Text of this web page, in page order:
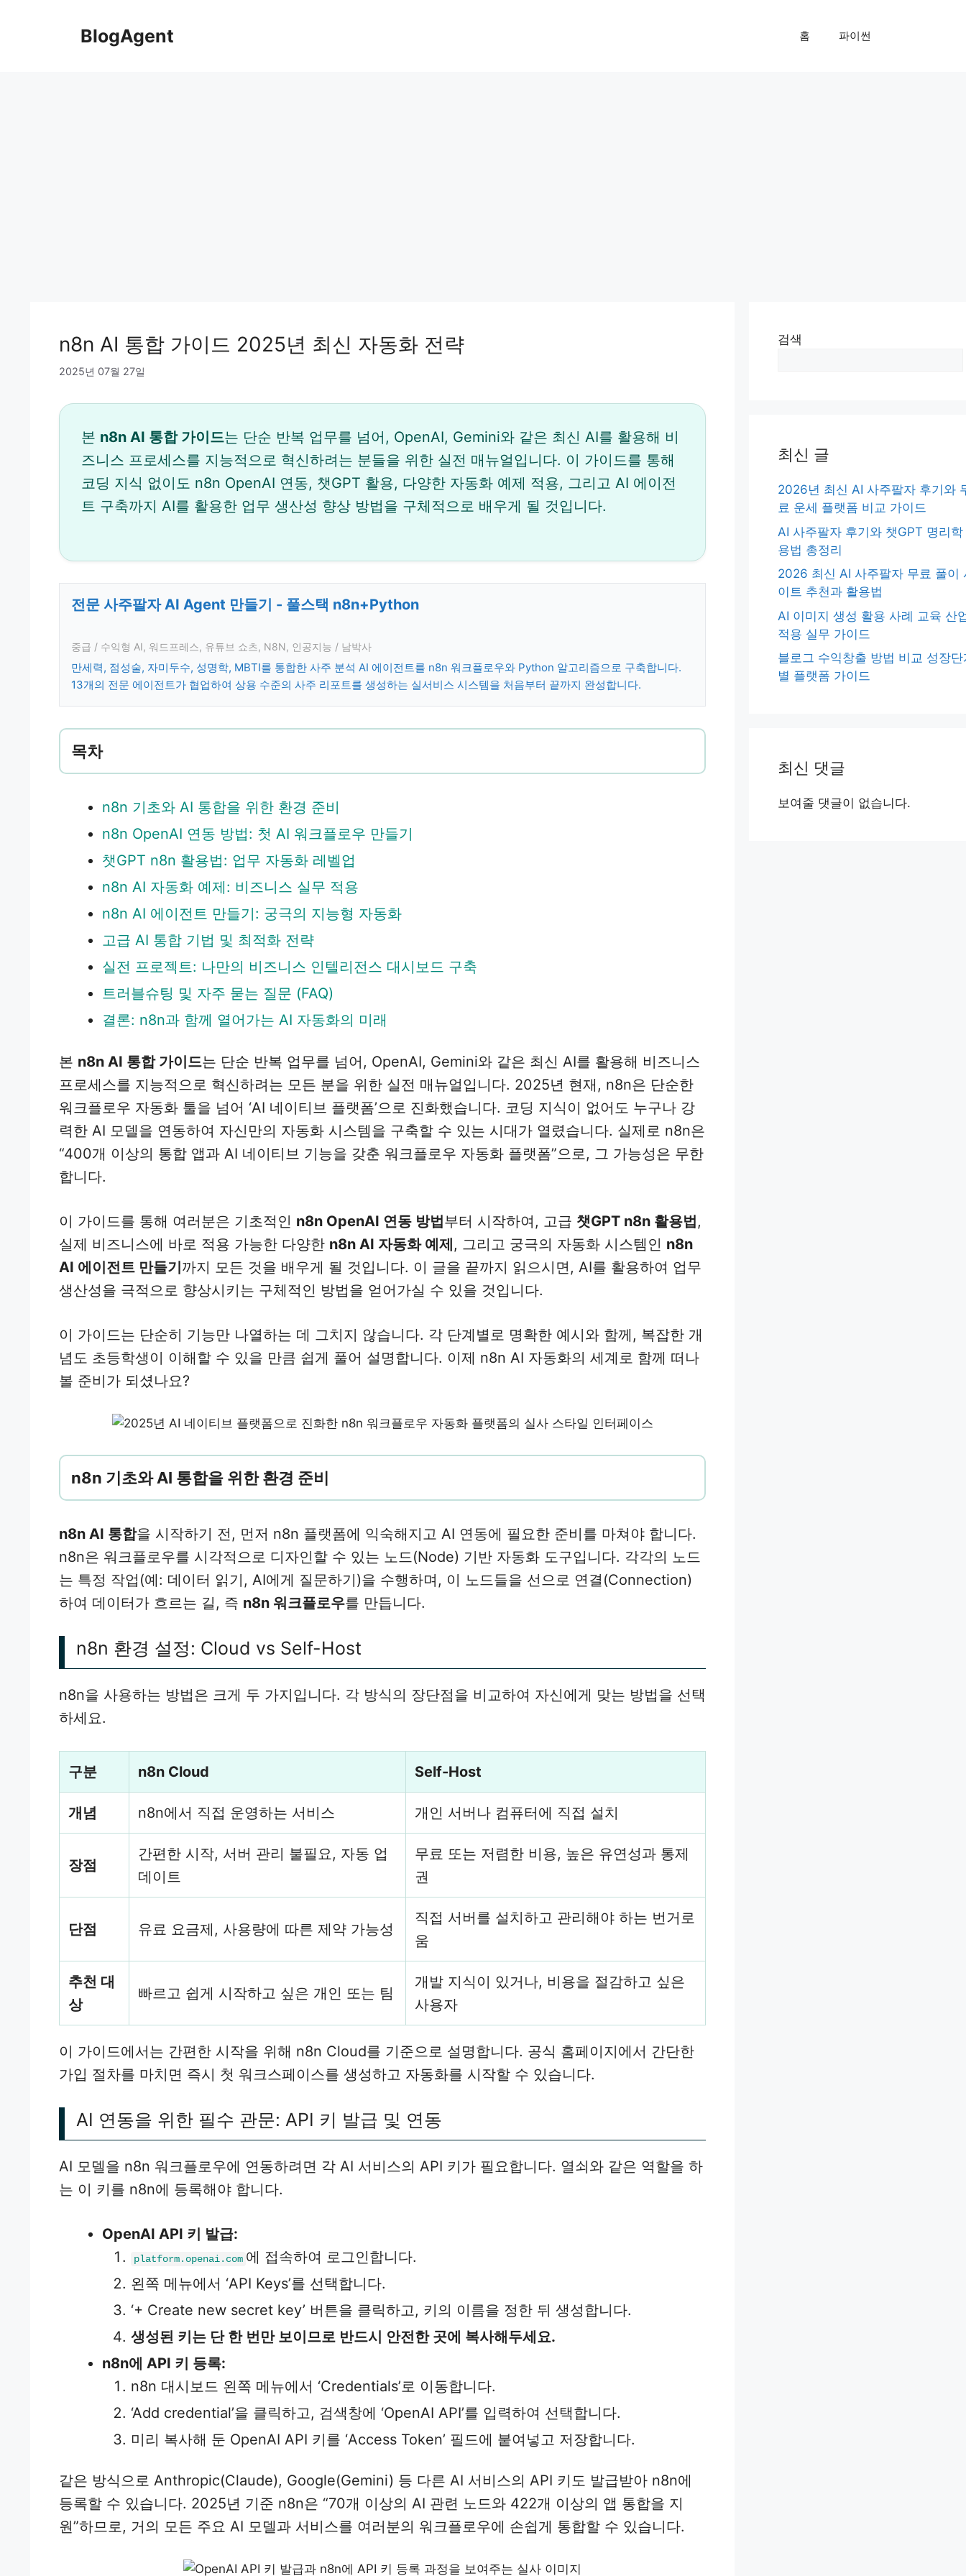
BlogAgent 홈 파이썬
n8n AI 통합 가이드 2025년 최신 자동화 전략
2025년 07월 27일
본 n8n AI 통합 가이드는 단순 반복 업무를 넘어, OpenAI, Gemini와 같은 최신 AI를 활용해 비
즈니스 프로세스를 지능적으로 혁신하려는 분들을 위한 실전 매뉴얼입니다. 이 가이드를 통해
코딩 지식 없이도 n8n OpenAI 연동, 챗GPT 활용, 다양한 자동화 예제 적용, 그리고 AI 에이전
트 구축까지 AI를 활용한 업무 생산성 향상 방법을 구체적으로 배우게 될 것입니다.
전문 사주팔자 AI Agent 만들기 - 풀스택 n8n+Python
중급 / 수익형 AI, 워드프레스, 유튜브 쇼츠, N8N, 인공지능 / 남박사
만세력, 점성술, 자미두수, 성명학, MBTI를 통합한 사주 분석 AI 에이전트를 n8n 워크플로우와 Python 알고리즘으로 구축합니다.
13개의 전문 에이전트가 협업하여 상용 수준의 사주 리포트를 생성하는 실서비스 시스템을 처음부터 끝까지 완성합니다.
목차
n8n 기초와 AI 통합을 위한 환경 준비
n8n OpenAI 연동 방법: 첫 AI 워크플로우 만들기
챗GPT n8n 활용법: 업무 자동화 레벨업
n8n AI 자동화 예제: 비즈니스 실무 적용
n8n AI 에이전트 만들기: 궁극의 지능형 자동화
고급 AI 통합 기법 및 최적화 전략
실전 프로젝트: 나만의 비즈니스 인텔리전스 대시보드 구축
트러블슈팅 및 자주 묻는 질문 (FAQ)
결론: n8n과 함께 열어가는 AI 자동화의 미래
본 n8n AI 통합 가이드는 단순 반복 업무를 넘어, OpenAI, Gemini와 같은 최신 AI를 활용해 비즈니스
프로세스를 지능적으로 혁신하려는 모든 분을 위한 실전 매뉴얼입니다. 2025년 현재, n8n은 단순한
워크플로우 자동화 툴을 넘어 ‘AI 네이티브 플랫폼’으로 진화했습니다. 코딩 지식이 없어도 누구나 강
력한 AI 모델을 연동하여 자신만의 자동화 시스템을 구축할 수 있는 시대가 열렸습니다. 실제로 n8n은
“400개 이상의 통합 앱과 AI 네이티브 기능을 갖춘 워크플로우 자동화 플랫폼”으로, 그 가능성은 무한
합니다.
이 가이드를 통해 여러분은 기초적인 n8n OpenAI 연동 방법부터 시작하여, 고급 챗GPT n8n 활용법,
실제 비즈니스에 바로 적용 가능한 다양한 n8n AI 자동화 예제, 그리고 궁극의 자동화 시스템인 n8n
AI 에이전트 만들기까지 모든 것을 배우게 될 것입니다. 이 글을 끝까지 읽으시면, AI를 활용하여 업무
생산성을 극적으로 향상시키는 구체적인 방법을 얻어가실 수 있을 것입니다.
이 가이드는 단순히 기능만 나열하는 데 그치지 않습니다. 각 단계별로 명확한 예시와 함께, 복잡한 개
념도 초등학생이 이해할 수 있을 만큼 쉽게 풀어 설명합니다. 이제 n8n AI 자동화의 세계로 함께 떠나
볼 준비가 되셨나요?
n8n 기초와 AI 통합을 위한 환경 준비
n8n AI 통합을 시작하기 전, 먼저 n8n 플랫폼에 익숙해지고 AI 연동에 필요한 준비를 마쳐야 합니다.
n8n은 워크플로우를 시각적으로 디자인할 수 있는 노드(Node) 기반 자동화 도구입니다. 각각의 노드
는 특정 작업(예: 데이터 읽기, AI에게 질문하기)을 수행하며, 이 노드들을 선으로 연결(Connection)
하여 데이터가 흐르는 길, 즉 n8n 워크플로우를 만듭니다.
n8n 환경 설정: Cloud vs Self-Host
n8n을 사용하는 방법은 크게 두 가지입니다. 각 방식의 장단점을 비교하여 자신에게 맞는 방법을 선택
하세요.
구분 n8n Cloud Self-Host
개념 n8n에서 직접 운영하는 서비스 개인 서버나 컴퓨터에 직접 설치
장점
간편한 시작, 서버 관리 불필요, 자동 업
데이트
무료 또는 저렴한 비용, 높은 유연성과 통제
권
단점 유료 요금제, 사용량에 따른 제약 가능성
직접 서버를 설치하고 관리해야 하는 번거로
움
추천 대
상
빠르고 쉽게 시작하고 싶은 개인 또는 팀
개발 지식이 있거나, 비용을 절감하고 싶은
사용자
이 가이드에서는 간편한 시작을 위해 n8n Cloud를 기준으로 설명합니다. 공식 홈페이지에서 간단한
가입 절차를 마치면 즉시 첫 워크스페이스를 생성하고 자동화를 시작할 수 있습니다.
AI 연동을 위한 필수 관문: API 키 발급 및 연동
AI 모델을 n8n 워크플로우에 연동하려면 각 AI 서비스의 API 키가 필요합니다. 열쇠와 같은 역할을 하
는 이 키를 n8n에 등록해야 합니다.
OpenAI API 키 발급:
platform.openai.com 에 접속하여 로그인합니다.
왼쪽 메뉴에서 ‘API Keys’를 선택합니다.
‘+ Create new secret key’ 버튼을 클릭하고, 키의 이름을 정한 뒤 생성합니다.
생성된 키는 단 한 번만 보이므로 반드시 안전한 곳에 복사해두세요.
n8n에 API 키 등록:
n8n 대시보드 왼쪽 메뉴에서 ‘Credentials’로 이동합니다.
‘Add credential’을 클릭하고, 검색창에 ‘OpenAI API’를 입력하여 선택합니다.
미리 복사해 둔 OpenAI API 키를 ‘Access Token’ 필드에 붙여넣고 저장합니다.
같은 방식으로 Anthropic(Claude), Google(Gemini) 등 다른 AI 서비스의 API 키도 발급받아 n8n에
등록할 수 있습니다. 2025년 기준 n8n은 “70개 이상의 AI 관련 노드와 422개 이상의 앱 통합을 지
원”하므로, 거의 모든 주요 AI 모델과 서비스를 여러분의 워크플로우에 손쉽게 통합할 수 있습니다.
검색
최신 글
2026년 최신 AI 사주팔자 후기와
료 운세 플랫폼 비교 가이드
AI 사주팔자 후기와 챗GPT 명리학
용법 총정리
2026 최신 AI 사주팔자 무료 풀이
이트 추천과 활용법
AI 이미지 생성 활용 사례 교육 산
적용 실무 가이드
블로그 수익창출 방법 비교 성장단
별 플랫폼 가이드
최신 댓글
보여줄 댓글이 없습니다.